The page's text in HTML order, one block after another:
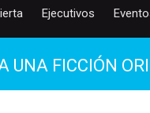
Ejecutivos
UNA FICCIÓN